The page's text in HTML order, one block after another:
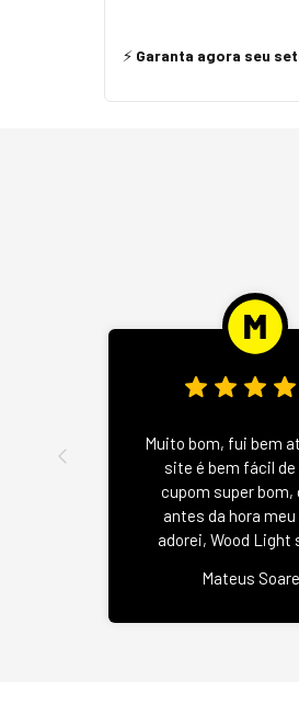
⚡ Garanta agora seu
Muito bom, fui bem
site é bem fácil de
cupom super bom,
antes da hora meu
adorei, Wood Light
Mateus